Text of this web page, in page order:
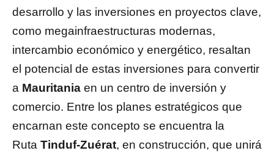
desarrollo y las inversiones en proyectos clave,
como megainfraestructuras modernas,
intercambio económico y energético, resaltan
el potencial de estas inversiones para convertir
a Mauritania en un centro de inversión y
comercio. Entre los planes estratégicos que
encarnan este concepto se encuentra la
Ruta Tinduf-Zuérat, en construcción, que unirá